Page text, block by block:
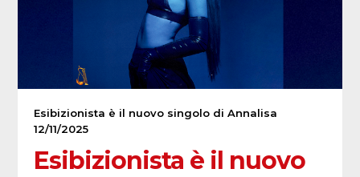
Esibizionista è il nuovo singolo di Annalisa
12/11/2025
Esibizionista è il nuovo